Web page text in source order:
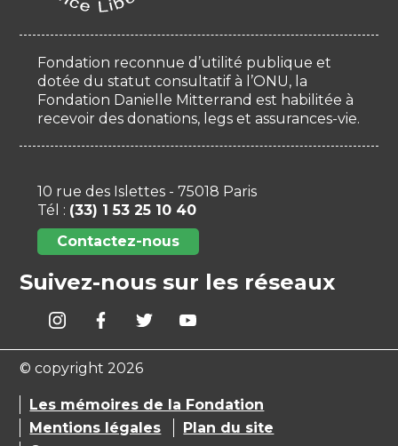
Fondation reconnue d’utilité publique et
dotée du statut consultatif à l’ONU, la
Fondation Danielle Mitterrand est habilitée à
recevoir des donations, legs et assurances-vie.
10 rue des Islettes - 75018 Paris
Tél : (33) 1 53 25 10 40
Contactez-nous
Suivez-nous sur les réseaux
© copyright 2026
Les mémoires de la Fondation
Mentions légales
Plan du site